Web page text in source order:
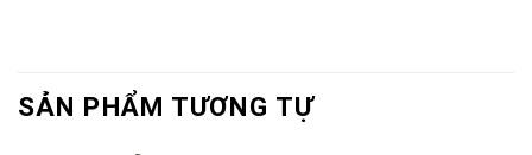
SẢN PHẨM TƯƠNG TỰ